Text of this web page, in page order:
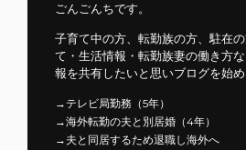
ごんごんちです。
子育て中の方、転勤族の方、駐在
て・生活情報・転勤族妻の働き方
報を共有したいと思いブログを始め
→テレビ局勤務（5年）
→海外転勤の夫と別居婚（4年）
→夫と同居するため退職し海外へ